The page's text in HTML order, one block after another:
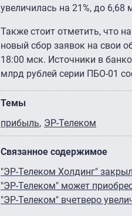
увеличилась на 21%, до
Также стоит отметить, что
новый сбор заявок на свои
18:00 мск. Источники в
млрд рублей серии ПБО-01
Темы
прибыль ЭР-Телеком
Связанное содержимое
"ЭР-Телеком Холдинг"
"ЭР-Телеком" может
"ЭР-Телеком" вчетверо